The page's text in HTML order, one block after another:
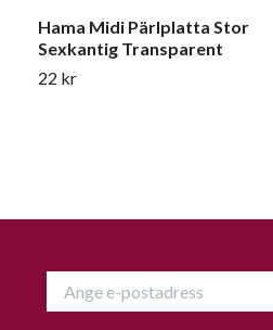
Hama Midi Pärlplatta Stor
Sexkantig Transparent
22 kr